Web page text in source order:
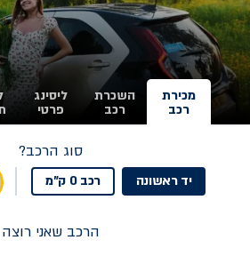
מכירת
רכב
השכרת
רכב
ליסינג
פרטי
סוג הרכב?
יד ראשונה רכב 0 ק"מ
הרכב שאני רוצה